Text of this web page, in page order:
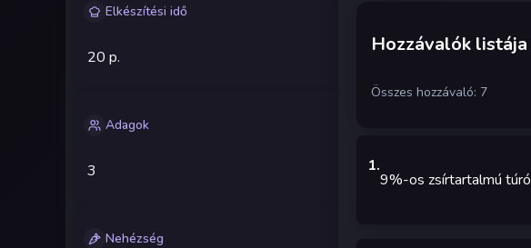
Elkészítési idő
20 p.
Adagok
3
Nehézség
Hozzávalók listája
Összes hozzávaló: 7
1.
9%-os zsírtartalmú túró